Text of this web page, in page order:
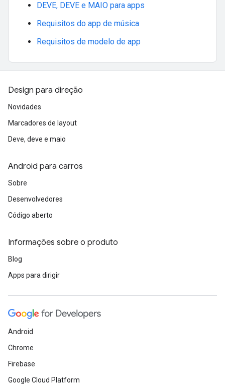
DEVE, DEVE e MAIO para apps
Requisitos do app de música
Requisitos de modelo de app
Design para direção
Novidades
Marcadores de layout
Deve, deve e maio
Android para carros
Sobre
Desenvolvedores
Código aberto
Informações sobre o produto
Blog
Apps para dirigir
Android
Chrome
Firebase
Google Cloud Platform